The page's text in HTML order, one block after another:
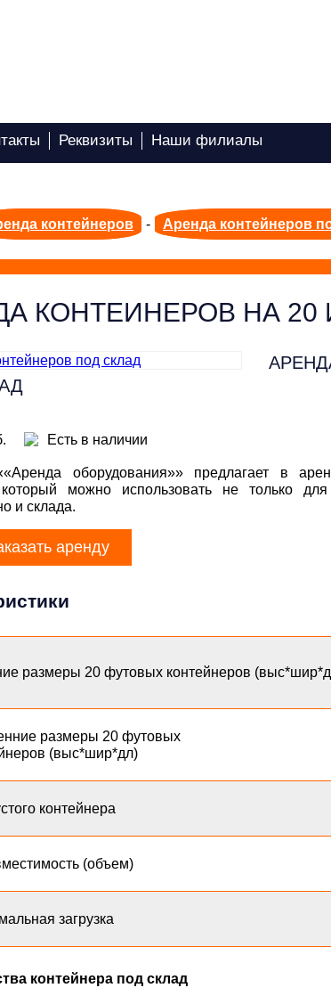
Реквизиты Наши филиалы
контейнеров - Аренда контейнеров
КОНТЕЙНЕРОВ НА 20
Есть в наличии
оборудования»» предлагает в
который можно использовать не только
и склада.
аренду
размеры 20 футовых контейнеров
размеры 20 футовых
(выс*шир*дл)
контейнера
(объем)
загрузка
контейнера под склад